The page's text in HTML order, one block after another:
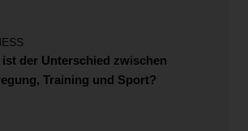
ist der Unterschied zwischen
Bewegung, Training und Sport?